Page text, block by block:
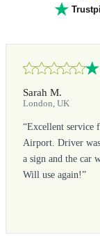
Sarah M.
London, UK
“Excellent service
Airport. Driver
a sign and the car
Will use again!”